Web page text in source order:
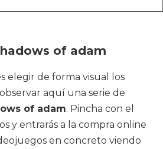
of adam
elegir de forma visual los
aquí una serie de
of adam. Pincha con el
y entrarás a la compra online
en concreto viendo